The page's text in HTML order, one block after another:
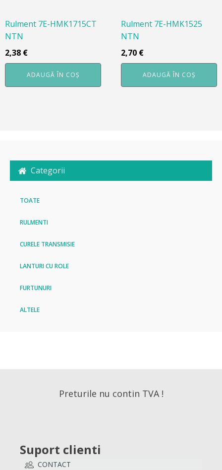
Categorii
TOATE
RULMENTI
CURELE TRANSMISIE
LANTURI CU ROLE
FURTUNURI
ALTELE
Rulment 7E-HMK1715CT
NTN
2,38 €
ADAUGĂ ÎN COȘ
Rulment 7E-HMK1525
NTN
2,70 €
ADAUGĂ ÎN COȘ
Preturile nu contin TVA !
Suport clienti
CONTACT